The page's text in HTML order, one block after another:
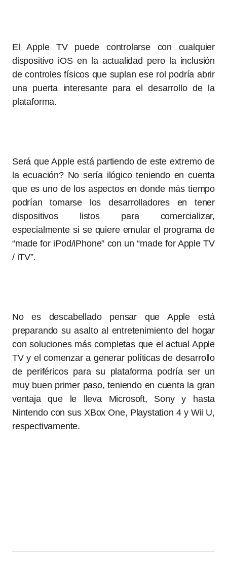
El Apple TV puede controlarse con cualquier
dispositivo iOS en la actualidad pero la inclusión
de controles físicos que suplan ese rol podría abrir
una puerta interesante para el desarrollo de la
plataforma.
Será que Apple está partiendo de este extremo de
la ecuación? No sería ilógico teniendo en cuenta
que es uno de los aspectos en donde más tiempo
podrían tomarse los desarrolladores en tener
dispositivos listos para comercializar,
especialmente si se quiere emular el programa de
“made for iPod/iPhone” con un “made for Apple TV
/ iTV”.
No es descabellado pensar que Apple está
preparando su asalto al entretenimiento del hogar
con soluciones más completas que el actual Apple
TV y el comenzar a generar políticas de desarrollo
de periféricos para su plataforma podría ser un
muy buen primer paso, teniendo en cuenta la gran
ventaja que le lleva Microsoft, Sony y hasta
Nintendo con sus XBox One, Playstation 4 y Wii U,
respectivamente.